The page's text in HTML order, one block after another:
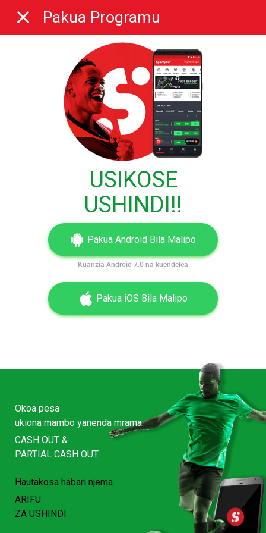
Pakua Programu
USIKOSE
USHINDI!!
Pakua Android Bila Malipo
Kuanzia Android 7.0 na kuendelea
Pakua iOS Bila Malipo
Okoa pesa
ukiona mambo yanenda mrama.
CASH OUT &
PARTIAL CASH OUT
Hautakosa habari njema.
ARIFU
ZA USHINDI